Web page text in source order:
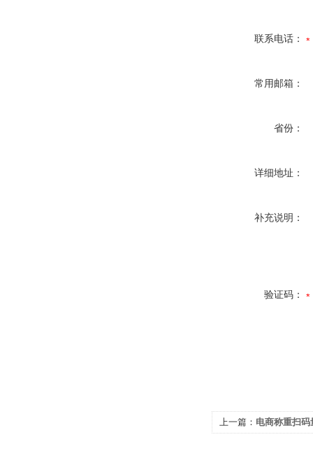
联系电话：
常用邮箱：
省份：
详细地址：
补充说明：
验证码：
上一篇： 电商称重扫